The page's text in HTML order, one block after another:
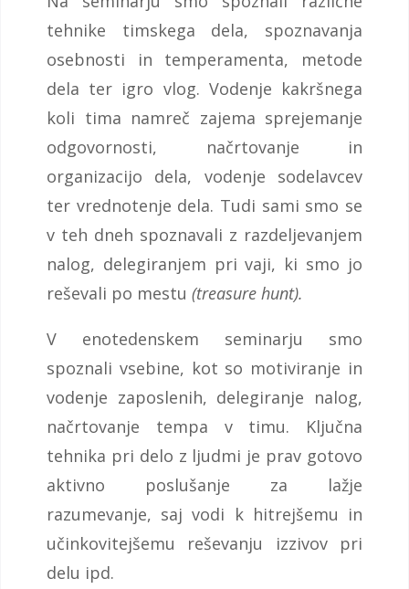
tehnike timskega dela, spoznavanja
osebnosti in temperamenta, metode
dela ter igro vlog. Vodenje kakršnega
koli tima namreč zajema sprejemanje
odgovornosti, načrtovanje in
organizacijo dela, vodenje sodelavcev
ter vrednotenje dela. Tudi sami smo se
v teh dneh spoznavali z razdeljevanjem
nalog, delegiranjem pri vaji, ki smo jo
reševali po mestu (treasure hunt).
V enotedenskem seminarju smo
spoznali vsebine, kot so motiviranje in
vodenje zaposlenih, delegiranje nalog,
načrtovanje tempa v timu. Ključna
tehnika pri delo z ljudmi je prav gotovo
aktivno poslušanje za lažje
razumevanje, saj vodi k hitrejšemu in
učinkovitejšemu reševanju izzivov pri
delu ipd.